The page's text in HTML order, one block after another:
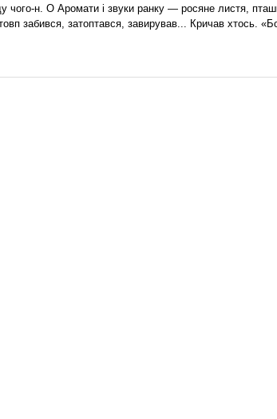
чого-н. О Аромати і звуки ранку — росяне листя,
забився, затоптався, завирував... Кричав